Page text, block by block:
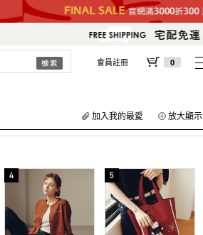
會員註冊 0
放大顯示
加入我的最愛